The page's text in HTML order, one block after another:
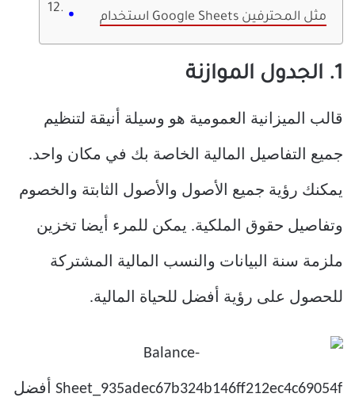
استخدام Google Sheets مثل المحترفين
1. الجدول الموازنة
قالب الميزانية العمومية هو وسيلة أنيقة لتنظيم
جميع التفاصيل المالية الخاصة بك في مكان واحد.
يمكنك رؤية جميع الأصول والأصول الثابتة والخصوم
وتفاصيل حقوق الملكية. يمكن للمرء أيضا تخزين
ملزمة سنة البيانات والنسب المالية المشتركة
للحصول على رؤية أفضل للحياة المالية.